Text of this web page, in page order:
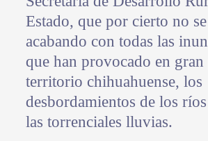
Estado, que por cierto no se
acabando con todas las
que han provocado en gran
territorio chihuahuense, los
desbordamientos de los ríos
las torrenciales lluvias.